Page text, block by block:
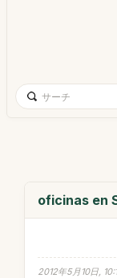
oficinas en
2012年5月10日,